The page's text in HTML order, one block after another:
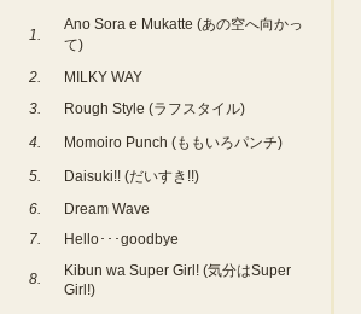
1.
Ano Sora e Mukatte (あの空へ向かっ
て)
2.
MILKY WAY
3.
Rough Style (ラフスタイル)
4.
Momoiro Punch (ももいろパンチ)
5.
Daisuki!! (だいすき!!)
6.
Dream Wave
7.
Hello･･･goodbye
8.
Kibun wa Super Girl! (気分はSuper
Girl!)